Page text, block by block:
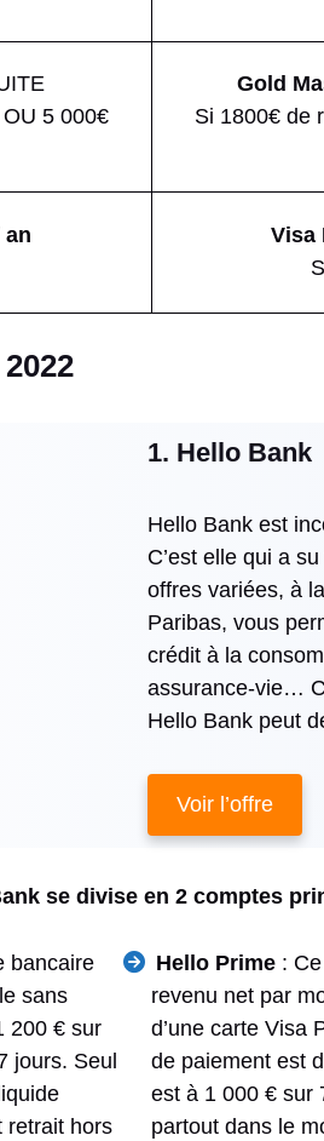
5 000€
Gold
Si 1800€ de
an
Visa
1. Hello Bank
Hello Bank est
C’est elle qui a
offres variées, à
Paribas, vous
crédit à la
assurance-vie…
Hello Bank peut
Voir l’offre
se divise en 2 comptes
bancaire
sans
200 € sur
jours. Seul
retrait hors
Hello Prime :
revenu net par
d’une carte Visa
de paiement est
est à 1 000 € sur
partout dans le